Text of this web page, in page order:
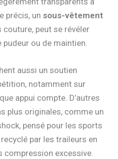
précis, un sous-vêtement
couture, peut se révéler
ou de maintien.
aussi un soutien
notamment sur
appui compte. D’autres
plus originales, comme un
pensé pour les sports
par les traileurs en
compression excessive.